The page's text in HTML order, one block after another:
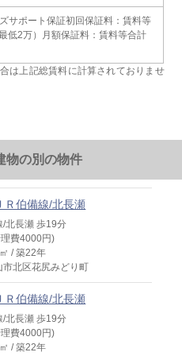
サポート保証初回保証料：賃料等
低2万）月額保証料：賃料等合計
は上記総賃料に計算されておりませ
物の別の物件
Ｒ伯備線/北長瀬
/北長瀬 歩19分
費4000円)
/ 築22年
市北区花尻みどり町
Ｒ伯備線/北長瀬
/北長瀬 歩19分
費4000円)
/ 築22年